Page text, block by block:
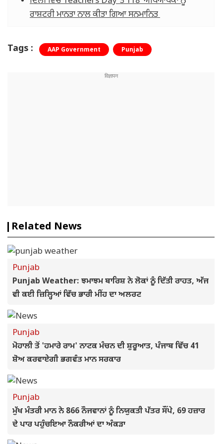
ਰਾਸ਼ਟਰੀ ਮਾਨਤਾ ਨਾਲ ਕੀਤਾ ਗਿਆ ਸਨਮਾਨਿਤ
Tags : AAP Government Punjab
Related News
Punjab
Punjab Weather: ਝਮਾਝਮ ਬਾਰਿਸ਼ ਨੇ ਲੋਕਾਂ ਨੂੰ ਦਿੱਤੀ ਰਾਹਤ, ਅੱਜ
ਵੀ ਕਈ ਜ਼ਿਲ੍ਹਿਆਂ ਵਿੱਚ ਭਾਰੀ ਮੀਂਹ ਦਾ ਅਲਰਟ
Punjab
ਮੋਹਾਲੀ ਤੋਂ 'ਹਮਾਰੇ ਰਾਮ' ਨਾਟਕ ਮੰਚਨ ਦੀ ਸ਼ੁਰੂਆਤ, ਪੰਜਾਬ ਵਿੱਚ 41
ਸ਼ੋਅ ਕਰਵਾਏਗੀ ਭਗਵੰਤ ਮਾਨ ਸਰਕਾਰ
Punjab
ਮੁੱਖ ਮੰਤਰੀ ਮਾਨ ਨੇ 866 ਨੌਜਵਾਨਾਂ ਨੂੰ ਨਿਯੁਕਤੀ ਪੱਤਰ ਸੌਂਪੇ, 69 ਹਜ਼ਾਰ
ਦੇ ਪਾਰ ਪਹੁੰਚਇਆ ਨੌਕਰੀਆਂ ਦਾ ਅੰਕੜਾ